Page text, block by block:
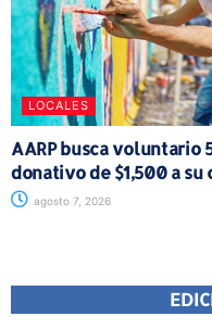
LOCALES
AARP busca voluntario
donativo de $1,500 a
agosto 7, 2026